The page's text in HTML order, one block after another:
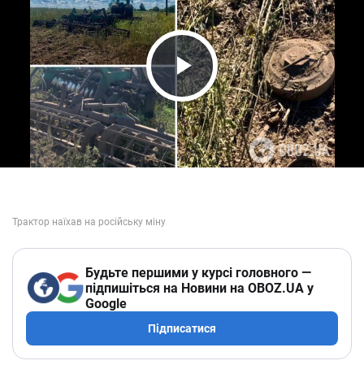
Play Video
Будьте першими у курсі головного —
підпишіться на Новини на OBOZ.UA у
Google
Підписатися